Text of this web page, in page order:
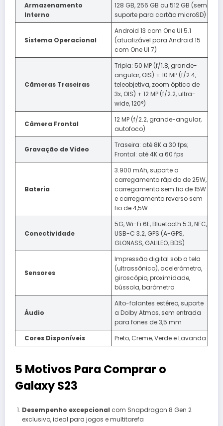
Armazenamento
Interno
128 GB, 256 GB ou 512 GB (sem
suporte para cartão microSD)
Sistema Operacional
Android 13 com One UI 5.1
(atualizável para Android 15
com One UI 7)
Câmeras Traseiras
Tripla: 50 MP (f/1.8, grande-
angular, OIS) + 10 MP (f/2.4,
teleobjetiva, zoom óptico de
3x, OIS) + 12 MP (f/2.2, ultra-
wide, 120°)
Câmera Frontal
12 MP (f/2.2, grande-angular,
autofoco)
Gravação de Vídeo
Traseira: até 8K a 30 fps;
Frontal: até 4K a 60 fps
Bateria
3.900 mAh, suporte a
carregamento rápido de 25W,
carregamento sem fio de 15W
e carregamento reverso sem
fio de 4,5W
Conectividade
5G, Wi-Fi 6E, Bluetooth 5.3, NFC,
USB-C 3.2, GPS (A-GPS,
GLONASS, GALILEO, BDS)
Sensores
Impressão digital sob a tela
(ultrassônico), acelerômetro,
giroscópio, proximidade,
bússola, barômetro
Áudio
Alto-falantes estéreo, suporte
a Dolby Atmos, sem entrada
para fones de 3,5 mm
Cores Disponíveis
Preto, Creme, Verde e Lavanda
5 Motivos Para Comprar o
Galaxy S23
Desempenho excepcional com Snapdragon 8 Gen 2
exclusivo, ideal para jogos e multitarefa